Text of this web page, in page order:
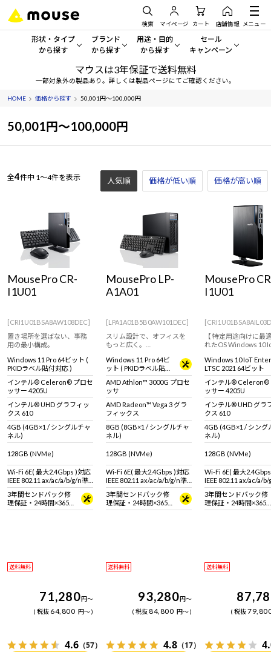
検索 マイページ カート 店舗情報 メニュー
形状・タイプ
から探す
形状・タイプから探す をすべてみる
デスクトップPC
ノートPC
ワークステーション
ディスプレイ
Windows 11| Copilot+ PC
ブランド
から探す
mouse
G TUNE
NEXTGEAR
MousePro
Windows 11|Copilot+ PC
用途・目的
から探す
一般向けパソコン
ゲーミングPC・ゲーム向けパソコン
学習向けパソコン
スペック/パーツ別
AIおすすめパソコン
Windows 11 Copilot+ PC
セール
キャンペーン
セール・キャンペー
おすすめ目玉パソコン
Copilot+ PC
マウスは3年保証で送料無料
一部対象外の製品あり。詳しくは製品ページにてご確認ください。
HOME 価格から探す 50,001円～100,000円
50,001円～100,000円
全4件中 1～4件を表示 人気順 価格が低い順 価格が高い順
MousePro CR-
I1U01
[CRI1U01BSA8AW108DEC]
置き場所を選ばない、事務
用の最小構成。
Windows 11 Pro 64ビット (
PKIDラベル貼付対応 )
インテル® Celeron® プロセ
ッサー 4205U
インテル® UHD グラフィッ
クス 610
4GB (4GB×1 / シングルチャ
ネル)
128GB (NVMe)
Wi-Fi 6E( 最大2.4Gbps )対応
IEEE 802.11 ax/ac/a/b/g/n準
拠 ＋ Bluetooth 5内蔵
3年間センドバック修
理保証・24時間×365
日電話サポート
送料無料
71,280円～
税抜 64,800 円～
4.6 （57）
MousePro LP-
A1A01
[LPA1A01B5B0AW101DEC]
スリム設計で、オフィスを
もっと広く。
快適な業務環境を。
Windows 11 Pro 64ビ
ット ( PKIDラベル貼付
対応 )
AMD Athlon™ 3000G プロセ
ッサ
AMD Radeon™ Vega 3 グラ
フィックス
8GB (8GB×1 / シングルチャ
ネル)
128GB (NVMe)
Wi-Fi 6E( 最大2.4Gbps )対応
IEEE 802.11 ax/ac/a/b/g/n準
拠 ＋ Bluetooth 5内蔵
3年間センドバック修
理保証・24時間×365
日電話サポート
送料無料
93,280円～
税抜84,800 円～
4.8 （17）
MousePro
I1U01
【 特定用途向けに最
れたOS Windows 10
とは異なります。 ※
は商品説明欄、
IoT Enterprise特設ペ
ご覧ください】コン
デスクトップパソコ
Windows 10 IoT
LTSC 2021 64ビット
インテル® Celeron®
ッサー 4205U
インテル® UHD グラ
クス 610
4GB (4GB×1 / シング
ネル)
128GB (NVMe)
Wi-Fi 6E( 最大
IEEE 802.11 ax/ac/a/
拠 ＋ Bluetooth 5内蔵
3年間センドバック修
理保証・24時間×365
日電話サポート
送料無料
税抜